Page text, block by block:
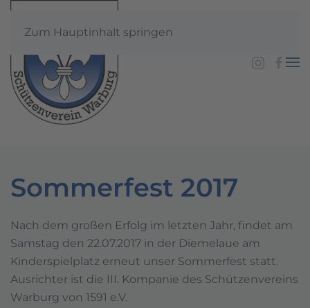
Zum Hauptinhalt springen
Sommerfest 2017
Nach dem großen Erfolg im letzten Jahr, findet am
Samstag den 22.07.2017 in der Diemelaue am
Kinderspielplatz erneut unser Sommerfest statt.
Ausrichter ist die III. Kompanie des Schützenvereins
Warburg von 1591 e.V.